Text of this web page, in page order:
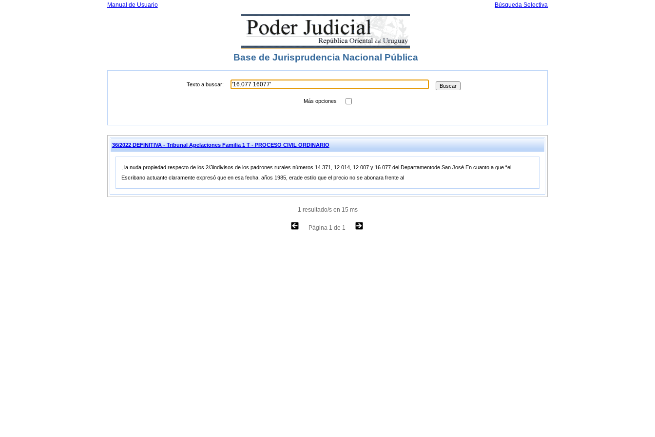
Manual de Usuario Búsqueda Selectiva
Base de Jurisprudencia Nacional Pública
Texto a buscar:
Más opciones
36/2022 DEFINITIVA - Tribunal Apelaciones Familia 1 T - PROCESO CIVIL ORDINARIO
, la nuda propiedad respecto de los 2/3indivisos de los padrones rurales números 14.371, 12.014, 12.007 y 16.077 del Departamentode San José.En cuanto a que “el
Escribano actuante claramente expresó que en esa fecha, años 1985, erade estilo que el precio no se abonara frente al
1 resultado/s en 15 ms
Página 1 de 1